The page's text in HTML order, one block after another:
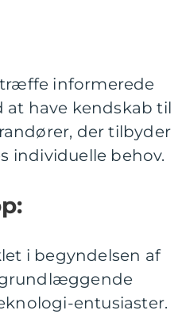
informerede
at have kendskab til
der tilbyder
individuelle behov.
i begyndelsen af
grundlæggende
entusiaster.